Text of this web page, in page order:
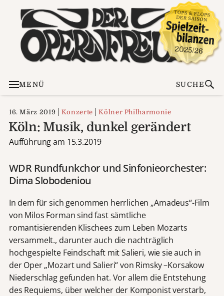
MENÜ SUCHE
16. März 2019 Konzerte Kölner Philharmonie
Köln: Musik, dunkel gerändert
Aufführung am 15.3.2019
WDR Rundfunkchor und Sinfonieorchester:
Dima Slobodeniou
In dem für sich genommen herrlichen „Amadeus“-Film
von Milos Forman sind fast sämtliche
romantisierenden Klischees zum Leben Mozarts
versammelt., darunter auch die nachträglich
hochgespielte Feindschaft mit Salieri, wie sie auch in
der Oper „Mozart und Salieri“ von Rimsky –Korsakow
Niederschlag gefunden hat. Vor allem die Entstehung
des Requiems, über welcher der Komponist verstarb,